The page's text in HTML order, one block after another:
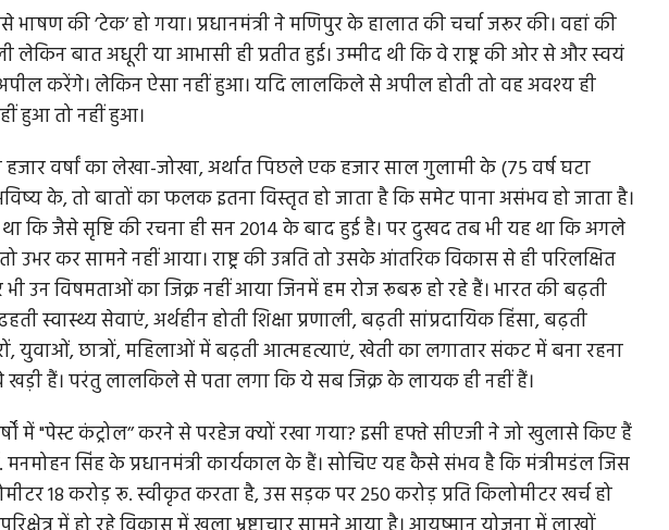
भाषण की ’टेक’ हो गया। प्रधानमंत्री ने मणिपुर के हालात की चर्चा जरूर की। वहां की
लेकिन बात अधूरी या आभासी ही प्रतीत हुई। उम्मीद थी कि वे राष्ट्र की ओर से और स्वयं
करेंगे। लेकिन ऐसा नहीं हुआ। यदि लालकिले से अपील होती तो वह अवश्य ही
हुआ तो नहीं हुआ।
वर्षां का लेखा-जोखा, अर्थात पिछले एक हजार साल गुलामी के (75 वर्ष घटा
के, तो बातों का फलक इतना विस्तृत हो जाता है कि समेट पाना असंभव हो जाता है।
कि जैसे सृष्टि की रचना ही सन 2014 के बाद हुई है। पर दुखद तब भी यह था कि अगले
कर सामने नहीं आया। राष्ट्र की उन्नति तो उसके आंतरिक विकास से ही परिलक्षित
उन विषमताओं का जिक्र नहीं आया जिनमें हम रोज रूबरू हो रहे हैं। भारत की बढ़ती
स्वास्थ्य सेवाएं, अर्थहीन होती शिक्षा प्रणाली, बढ़ती सांप्रदायिक हिंसा, बढ़ती
युवाओं, छात्रों, महिलाओं में बढ़ती आत्महत्याएं, खेती का लगातार संकट में बना रहना
हैं। परंतु लालकिले से पता लगा कि ये सब जिक्र के लायक ही नहीं हैं।
में "पेस्ट कंट्रोल’’ करने से परहेज क्यों रखा गया? इसी हफ्ते सीएजी ने जो खुलासे किए हैं
सिंह के प्रधानमंत्री कार्यकाल के हैं। सोचिए यह कैसे संभव है कि मंत्रीमडंल जिस
18 करोड़ रू. स्वीकृत करता है, उस सड़क पर 250 करोड़ प्रति किलोमीटर खर्च हो
जी भाईसाहब जी: ज्‍योतिरादित्‍य सिंधिया की पिच पर
बीजेपी...
MP Politics: जिस तरह मध्‍यप्रदेश क्रिकेट एसोसिएशन
राम नहीं रामायण भरोसे!
कोरोना फैलने का भय और
अपने घर की ओर चल